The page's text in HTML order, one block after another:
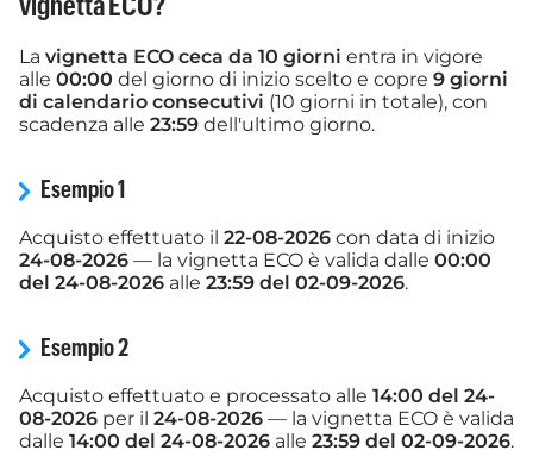
vignetta ECO?
La vignetta ECO ceca da 10 giorni entra in vigore
alle 00:00 del giorno di inizio scelto e copre 9 giorni
di calendario consecutivi (10 giorni in totale), con
scadenza alle 23:59 dell'ultimo giorno.
Esempio 1
Acquisto effettuato il 22-08-2026 con data di inizio
24-08-2026 — la vignetta ECO è valida dalle 00:00
del 24-08-2026 alle 23:59 del 02-09-2026.
Esempio 2
Acquisto effettuato e processato alle 14:00 del 24-
08-2026 per il 24-08-2026 — la vignetta ECO è valida
dalle 14:00 del 24-08-2026 alle 23:59 del 02-09-2026.